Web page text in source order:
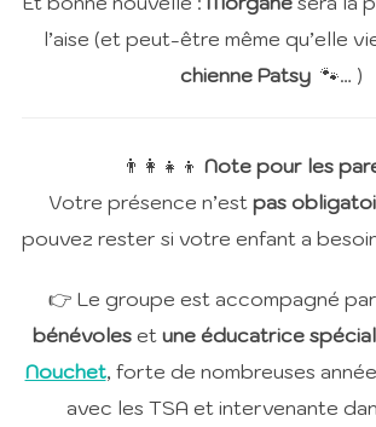
l’aise (et peut-être même qu’elle
chienne Patsy 🐾… )
👨‍👩‍👧‍👦 Note pour les
Votre présence n’est pas
pouvez rester si votre enfant a
👉 Le groupe est accompagné
bénévoles et une éducatrice
Nouchet, forte de nombreuses
avec les TSA et intervenante